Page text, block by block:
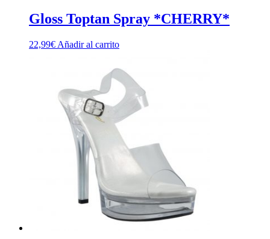
Gloss Toptan Spray *CHERRY*
22,99€ Añadir al carrito